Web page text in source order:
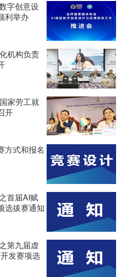
字创意设
利举办
机构负责
家劳工就
开
方式和报名
首届AI赋
选拔赛通知
第九届虚
发赛项选